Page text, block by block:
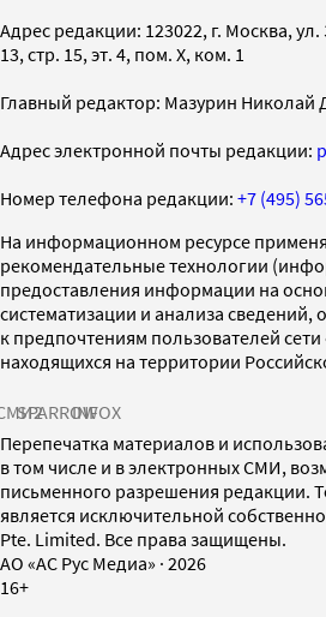
Адрес редакции: 123022, г. Москва,
13, стр. 15, эт. 4, пом. X, ком. 1
Главный редактор: Мазурин Николай
Адрес электронной почты редакции:
Номер телефона редакции: +7 (495)
На информационном ресурсе
рекомендательные технологии
предоставления информации на
систематизации и анализа сведений,
к предпочтениям пользователей сети
находящихся на территории
SPARROWINFOX
Перепечатка материалов и
в том числе и в электронных СМИ,
письменного разрешения редакции.
является исключительной
Pte. Limited. Все права защищены.
AO «АС Рус Медиа» · 2026
16+